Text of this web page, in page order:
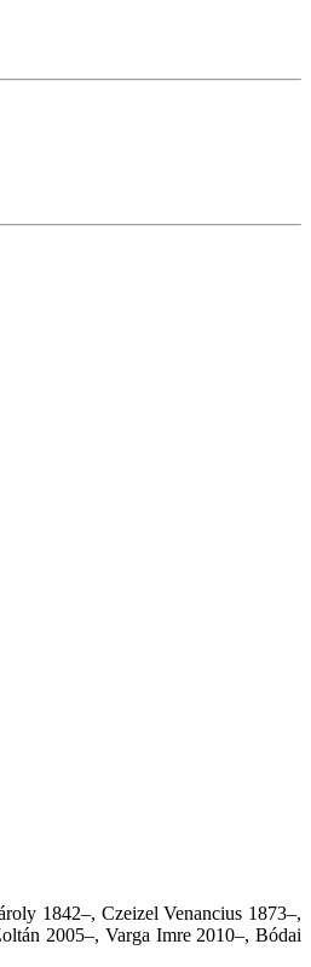
1842–, Czeizel Venancius 1873–,
2005–, Varga Imre 2010–, Bódai